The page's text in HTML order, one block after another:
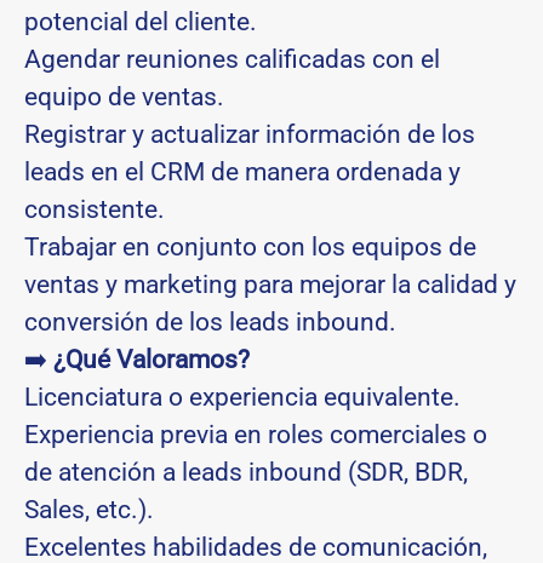
potencial del cliente.
Agendar reuniones calificadas con el
equipo de ventas.
Registrar y actualizar información de los
leads en el CRM de manera ordenada y
consistente.
Trabajar en conjunto con los equipos de
ventas y marketing para mejorar la calidad y
conversión de los leads inbound.
➡️ ¿Qué Valoramos?
Licenciatura o experiencia equivalente.
Experiencia previa en roles comerciales o
de atención a leads inbound (SDR, BDR,
Sales, etc.).
Excelentes habilidades de comunicación,